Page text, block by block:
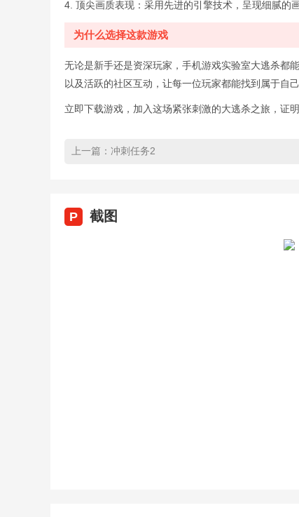
4. 顶尖画质表现：采用先进的引擎技术，呈现细腻的
为什么选择这款游戏
无论是新手还是资深玩家，手机游戏实验室大逃杀都
以及活跃的社区互动，让每一位玩家都能找到属于自己
立即下载游戏，加入这场紧张刺激的大逃杀之旅，证
上一篇： 冲刺任务2
P 截图